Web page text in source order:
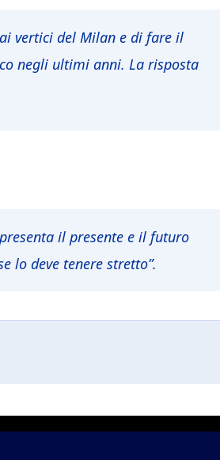
vertici del Milan e di fare il
negli ultimi anni. La risposta
il presente e il futuro
lo deve tenere stretto”.